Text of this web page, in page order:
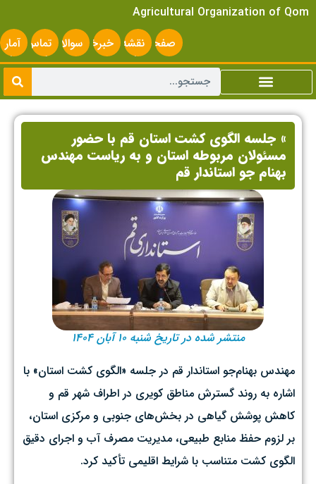
Agricultural Organization of Qom
صفحه
اصلی
نقشه
سایت
خبرخوانسوالات
متداول
تماس
با ما
آمار
» جلسه الگوی کشت استان قم با حضور
مسئولان مربوطه استان و به ریاست مهندس
بهنام جو استاندار قم
منتشر شده در تاریخ شنبه ۱۰ آبان ۱۴۰۴
مهندس بهنام‌جو استاندار قم در جلسه «الگوی کشت استان» با
اشاره به روند گسترش مناطق کویری در اطراف شهر قم و
کاهش پوشش گیاهی در بخش‌های جنوبی و مرکزی استان،
بر لزوم حفظ منابع طبیعی، مدیریت مصرف آب و اجرای دقیق
الگوی کشت متناسب با شرایط اقلیمی تأکید کرد.